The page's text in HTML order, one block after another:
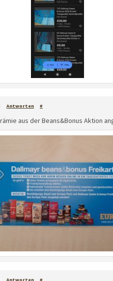
Antworten #
aus der Beans&Bonus Aktion
Antworten #